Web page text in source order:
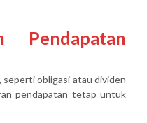
Pendapatan
obligasi atau dividen
pendapatan tetap untuk